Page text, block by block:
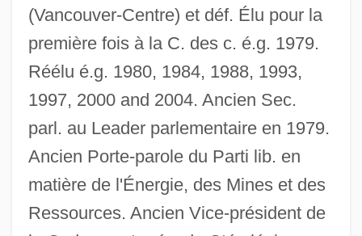
(Vancouver-Centre) et déf. Élu pour la
première fois à la C. des c. é.g. 1979.
Réélu é.g. 1980, 1984, 1988, 1993,
1997, 2000 and 2004. Ancien Sec.
parl. au Leader parlementaire en 1979.
Ancien Porte-parole du Parti lib. en
matière de l'Énergie, des Mines et des
Ressources. Ancien Vice-président de